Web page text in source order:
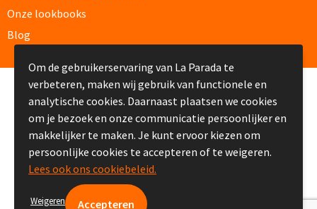
Kantoor artikelen
Bureau onderleggers bedrukken
Bureaulampen bedrukken
Linialen bedrukken
Muismatten bedrukken
Onze lookbooks
Blog
© Copyright La Parada 2008-2026
Om de gebruikerservaring van La Parada te
verbeteren, maken wij gebruik van functionele en
analytische cookies. Daarnaast plaatsen we cookies
om je bezoek en onze communicatie persoonlijker en
makkelijker te maken. Je kunt ervoor kiezen om
persoonlijke cookies te accepteren of te weigeren.
Lees ook ons cookiebeleid.
Weigeren